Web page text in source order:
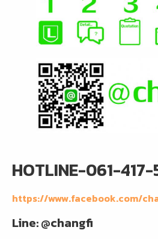
HOTLINE-061-
https://www.facebook.com/
Line: @changfi